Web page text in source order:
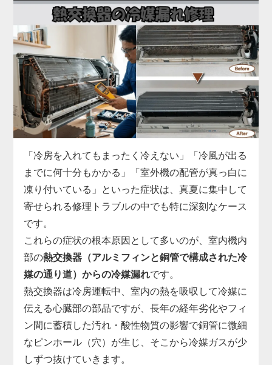
のケースが多く見られます。
基板は経年劣化に加え、雷サージや過電流、コンデ
ンサの容量抜けなどで突発的に故障することがあり
ます。
実際の現場では、運転開始から数分でコンプレッサ
ーへの通電が遮断される、ファンモーターへ正常な
指示が出せていない、リモコン信号を受信できない
など、基板故障の症状は多岐にわたります。
は、機種ごとに専用の基板を取り寄せ、診断・交換
まで一貫対応。
制御基板の交換には専用工具と電気系統の知識が必
須で、無理に自分で電源を入れ直すと他の部品まで
巻き込んで故障が拡大することがあります。
「勝手に止まる」「エラー表示が消えない」と感じ
たら、まずはお早めに点検をご依頼ください。
「冷房を入れてもまったく冷えない」「冷風が出る
までに何十分もかかる」「室外機の配管が真っ白に
凍り付いている」といった症状は、真夏に集中して
寄せられる修理トラブルの中でも特に深刻なケース
です。
これらの症状の根本原因として多いのが、室内機内
部の熱交換器（アルミフィンと銅管で構成された冷
媒の通り道）からの冷媒漏れです。
熱交換器は冷房運転中、室内の熱を吸収して冷媒に
伝える心臓部の部品ですが、長年の経年劣化やフィ
ン間に蓄積した汚れ・酸性物質の影響で銅管に微細
なピンホール（穴）が生じ、そこから冷媒ガスが少
しずつ抜けていきます。